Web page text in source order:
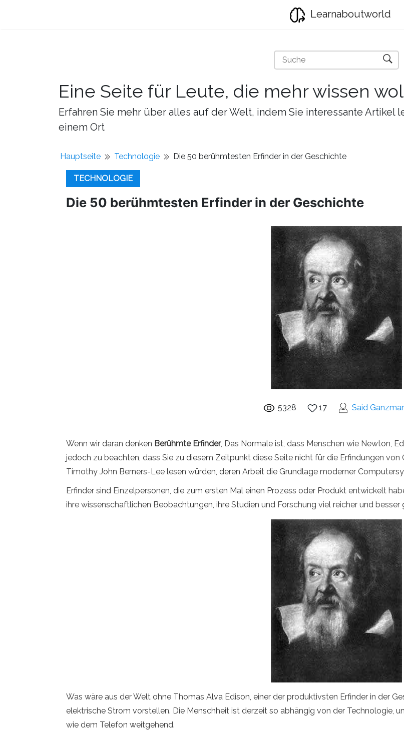
Learnaboutworld
Eine Seite für Leute, die mehr wissen
Erfahren Sie mehr über alles auf der Welt, indem Sie interessante Artikel
einem Ort
Hauptseite Technologie Die 50 berühmtesten Erfinder in der Geschichte
TECHNOLOGIE
Die 50 berühmtesten Erfinder in der Geschichte
5328 17 Said
Wenn wir daran denken Berühmte Erfinder, Das Normale ist, dass Menschen wie Newton,
jedoch zu beachten, dass Sie zu diesem Zeitpunkt diese Seite nicht für die Erfindungen von
Timothy John Berners-Lee lesen würden, deren Arbeit die Grundlage moderner
Erfinder sind Einzelpersonen, die zum ersten Mal einen Prozess oder Produkt entwickelt
ihre wissenschaftlichen Beobachtungen, ihre Studien und Forschung viel reicher und besser
Was wäre aus der Welt ohne Thomas Alva Edison, einer der produktivsten Erfinder in der
elektrische Strom vorstellen. Die Menschheit ist derzeit so abhängig von der Technologie,
wie dem Telefon weitgehend.